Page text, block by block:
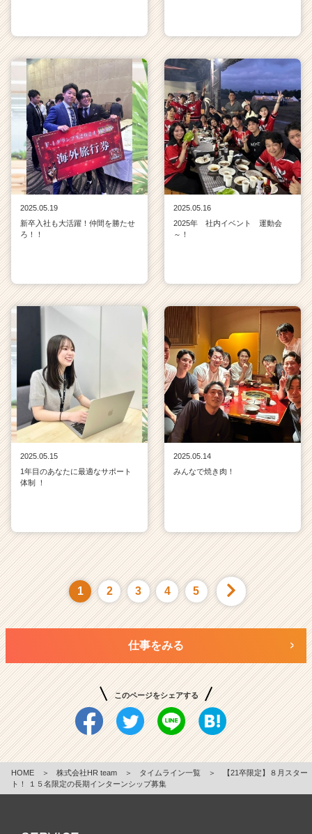
2025.05.19
新卒入社も大活躍！仲間を勝たせ
ろ！！
2025.05.16
2025年 社内イベント 運動会
～！
2025.05.15
1年目のあなたに最適なサポート
体制 ！
2025.05.14
みんなで焼き肉！
1 2 3 4 5
仕事をみる
このページをシェアする
HOME ＞ 株式会社HR team ＞ タイムライン一覧 ＞
【21卒限定】８月スター
ト！ １５名限定の長期インターンシップ募集